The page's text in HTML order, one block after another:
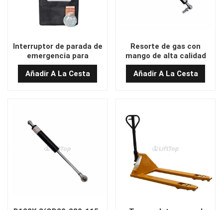
Interruptor de parada de
emergencia para
transpaletas ED125-16 al
por mayor
Añadir A La Cesta
Resorte de gas con
mango de alta calidad
QD16-216-60-350N
Añadir A La Cesta